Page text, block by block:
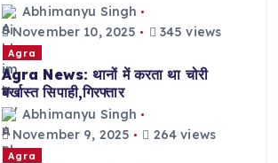
Abhimanyu Singh
November 10, 2025
345 views
Agra
Agra News: थानों में करता था चोरी
बर्खास्त सिपाही,गिरफ्तार
Abhimanyu Singh
November 9, 2025
264 views
Agra